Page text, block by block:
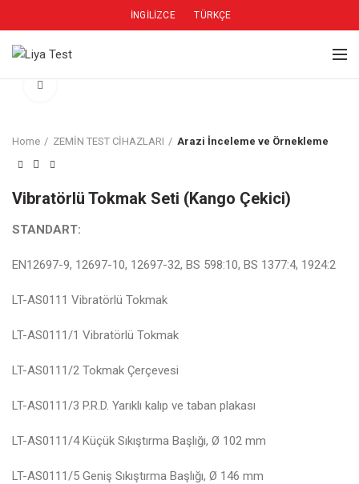
İNGILIZCE TÜRKÇE
Home ZEMİN TEST CİHAZLARI Arazi İnceleme ve Örnekleme
Vibratörlü Tokmak Seti (Kango Çekici)
STANDART:
EN12697-9, 12697-10, 12697-32, BS 598:10, BS 1377:4, 1924:2
LT-AS0111 Vibratörlü Tokmak
LT-AS0111/1 Vibratörlü Tokmak
LT-AS0111/2 Tokmak Çerçevesi
LT-AS0111/3 P.R.D. Yarıklı kalıp ve taban plakası
LT-AS0111/4 Küçük Sıkıştırma Başlığı, Ø 102 mm
LT-AS0111/5 Geniş Sıkıştırma Başlığı, Ø 146 mm